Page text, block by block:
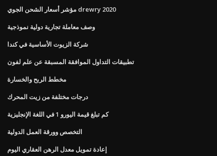
مؤشر أسعار الشحن الجوي drewry 2020
وصف معاملة تجارية دولية نموذجية
شركة الزيوت الأساسية في كندا
تطبيقات التداول الموافقة المسبقة عن علم لفون
مخطط الربح والخسارة
درجات مختلفة من زيت المحرك
كم تبلغ قيمة اليورو 1 في اللغة الإنجليزية
التخصص وورقة العمل الدولية
إعادة تمويل معدل الرهن العقاري اليوم